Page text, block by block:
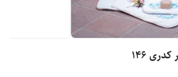
146